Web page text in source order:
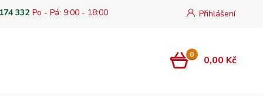
Přihlášení
332 Po - Pá: 9:00 - 18:00
0 0,00 Kč